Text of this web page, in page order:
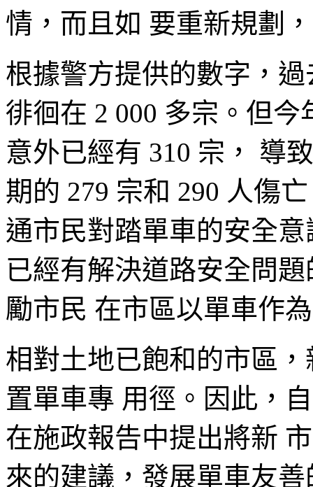
情，而且如 要重新規劃
根據警方提供的數字，
徘徊在 2 000 多宗。但
意外已經有 310 宗， 導
期的 279 宗和 290 人傷
通市民對踏單車的安全
已經有解決道路安全問
勵市民 在市區以單車作
相對土地已飽和的市區
置單車專 用徑。因此，
在施政報告中提出將新
來的建議，發展單車友